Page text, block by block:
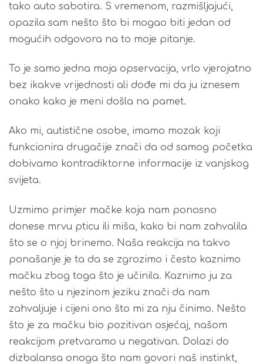
tako auto sabotira. S vremenom, razmišljajući,
opazila sam nešto što bi mogao biti jedan od
mogućih odgovora na to moje pitanje.
To je samo jedna moja opservacija, vrlo vjerojatno
bez ikakve vrijednosti ali dođe mi da ju iznesem
onako kako je meni došla na pamet.
Ako mi, autistične osobe, imamo mozak koji
funkcionira drugačije znači da od samog početka
dobivamo kontradiktorne informacije iz vanjskog
svijeta.
Uzmimo primjer mačke koja nam ponosno
donese mrvu pticu ili miša, kako bi nam zahvalila
što se o njoj brinemo. Naša reakcija na takvo
ponašanje je ta da se zgrozimo i često kaznimo
mačku zbog toga što je učinila. Kaznimo ju za
nešto što u njezinom jeziku znači da nam
zahvaljuje i cijeni ono što mi za nju činimo. Nešto
što je za mačku bio pozitivan osjećaj, našom
reakcijom pretvaramo u negativan. Dolazi do
dizbalansa onoga što nam govori naš instinkt,